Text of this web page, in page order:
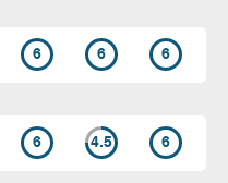
6 6 6
6 4.5 6